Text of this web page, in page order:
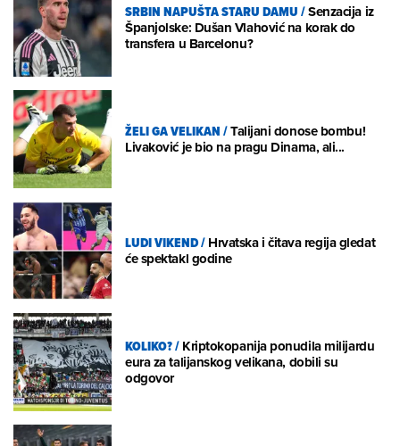
SRBIN NAPUŠTA STARU DAMU/Senzacija iz
Španjolske: Dušan Vlahović na korak do
transfera u Barcelonu?
ŽELI GA VELIKAN/Talijani donose bombu!
Livaković je bio na pragu Dinama, ali...
LUDI VIKEND/Hrvatska i čitava regija gledat
će spektakl godine
KOLIKO?/Kriptokopanija ponudila milijardu
eura za talijanskog velikana, dobili su
odgovor